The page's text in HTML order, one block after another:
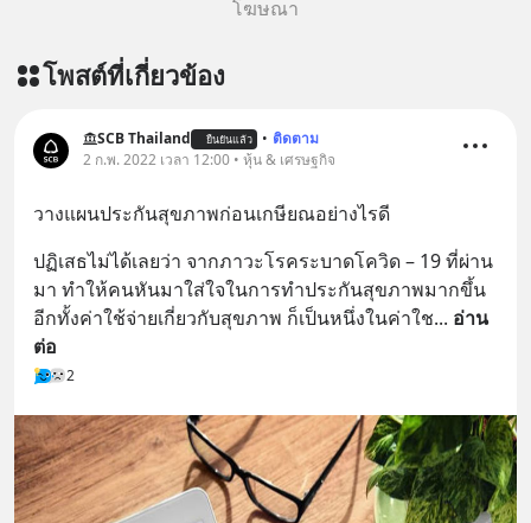
โฆษณา
โพสต์ที่เกี่ยวข้อง
SCB Thailand ยืนยันแล้ว • ติดตาม
2 ก.พ. 2022 เวลา 12:00 • หุ้น & เศรษฐกิจ
วางแผนประกันสุขภาพก่อนเกษียณอย่างไรดี
ปฏิเสธไม่ได้เลยว่า จากภาวะโรคระบาดโควิด – 19 ที่ผ่าน
มา ทำให้คนหันมาใส่ใจในการทำประกันสุขภาพมากขึ้น
อีกทั้งค่าใช้จ่ายเกี่ยวกับสุขภาพ ก็เป็นหนึ่งในค่าใช... อ่าน
ต่อ
2